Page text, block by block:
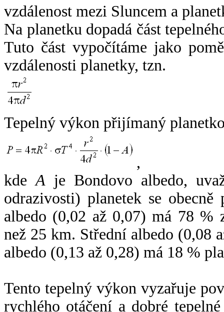
vzdálenost mezi Sluncem a
Na planetku dopadá část
Tuto část vypočítáme jako
vzdálenosti planetky, tzn.
Tepelný výkon přijímaný
,
kdeA je Bondovo albedo,
odrazivosti) planetek se
albedo (0,02 až 0,07) má 78 %
než 25 km. Střední albedo (0,08
albedo (0,13 až 0,28) má 18 %
Tento tepelný výkon vyzařuje
rychlého otáčení a dobré